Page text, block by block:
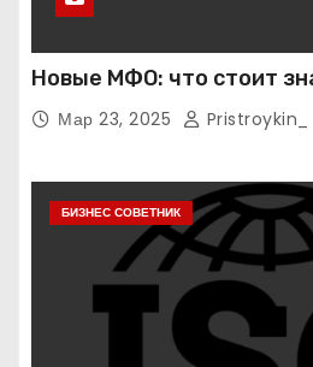
Новые МФО: что стоит
Мар 23, 2025 Pristroykin_
БИЗНЕС СОВЕТНИК